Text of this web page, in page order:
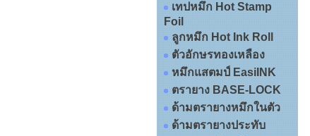
เทปหมึก Hot Stamp
Foil
ลูกหมึก Hot Ink Roll
ตัวอักษรทองเหลือง
หมึกแสตมป์ EasiINK
ตรายาง BASE-LOCK
ด้ามตรายางหมึกในตัว
ด้ามตรายางประทับ